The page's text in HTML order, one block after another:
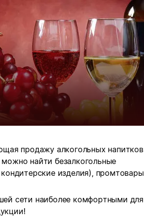
продажу алкогольных напитков
найти безалкогольные
изделия), промтовары
сети наиболее комфортными для